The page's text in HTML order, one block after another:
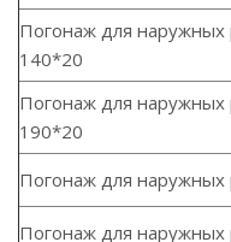
Погонаж для наружных
140*20
Погонаж для наружных
190*20
Погонаж для наружных
Погонаж для наружных